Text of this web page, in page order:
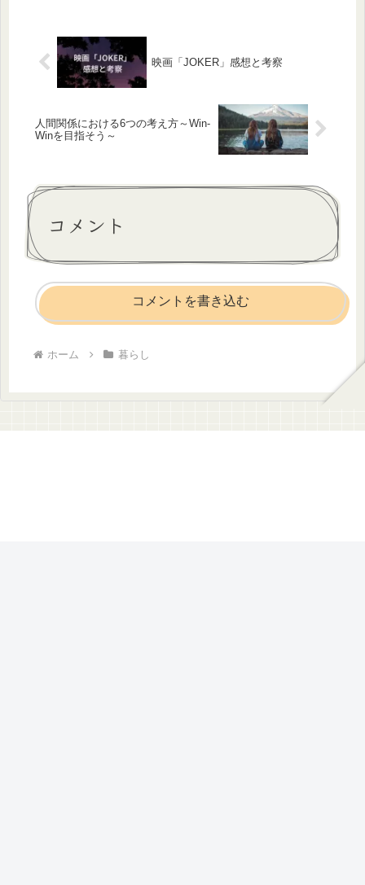
映画「JOKER」感想と考察
人間関係における6つの考え方～Win-
Winを目指そう～
コメント
コメントを書き込む
ホーム 暮らし